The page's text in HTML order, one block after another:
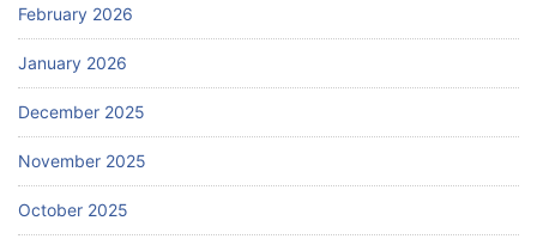
February 2026
January 2026
December 2025
November 2025
October 2025